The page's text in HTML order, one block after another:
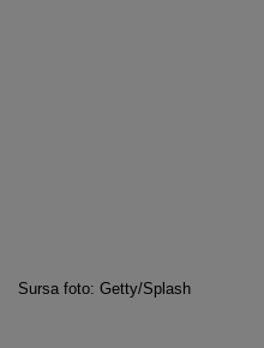
Sursa foto: Getty/Splash